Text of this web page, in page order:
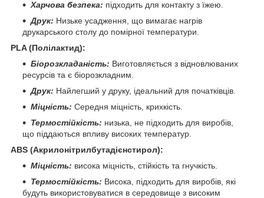
Харчова безпека: підходить для контакту з їжею.
Друк: Низьке усадження, що вимагає нагрів
друкарського столу до помірної температури.
PLA (Полілактид):
Біорозкладаність: Виготовляється з відновлюваних
ресурсів та є біорозкладним.
Друк: Найлегший у друку, ідеальний для початківців.
Міцність: Середня міцність, крихкість.
Термостійкість: низька, не підходить для виробів,
що піддаються впливу високих температур.
ABS (Акрилонітрилбутадієнстирол):
Міцність: висока міцність, стійкість та гнучкість.
Термостійкість: Висока, підходить для виробів, які
будуть використовуватися в середовище з високим